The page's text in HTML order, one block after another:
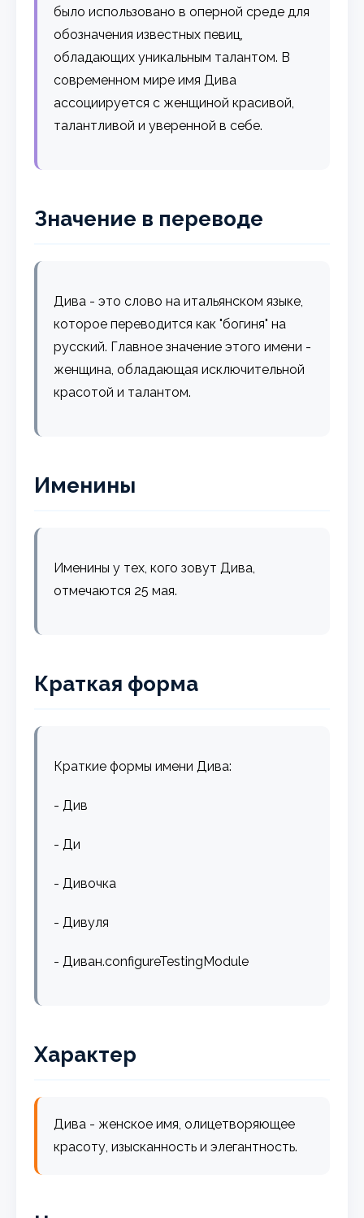
было использовано в оперной среде для
обозначения известных певиц,
обладающих уникальным талантом. В
современном мире имя Дива
ассоциируется с женщиной красивой,
талантливой и уверенной в себе.
Значение в переводе
Дива - это слово на итальянском языке,
которое переводится как "богиня" на
русский. Главное значение этого имени -
женщина, обладающая исключительной
красотой и талантом.
Именины
Именины у тех, кого зовут Дива,
отмечаются 25 мая.
Краткая форма
Краткие формы имени Дива:
- Див
- Ди
- Дивочка
- Дивуля
- Диван.configureTestingModule
Характер
Дива - женское имя, олицетворяющее
красоту, изысканность и элегантность.